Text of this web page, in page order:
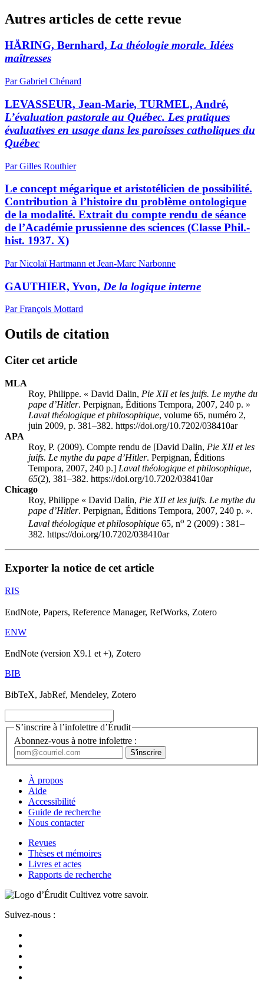
Autres articles de cette revue
HÄRING, Bernhard, La théologie morale. Idées
maîtresses
Par Gabriel Chénard
LEVASSEUR, Jean-Marie, TURMEL, André,
L’évaluation pastorale au Québec. Les pratiques
évaluatives en usage dans les paroisses catholiques du
Québec
Par Gilles Routhier
Le concept mégarique et aristotélicien de possibilité.
Contribution à l’histoire du problème ontologique
de la modalité. Extrait du compte rendu de séance
de l’Académie prussienne des sciences (Classe Phil.-
hist. 1937. X)
Par Nicolaï Hartmann et Jean-Marc Narbonne
GAUTHIER, Yvon, De la logique interne
Par François Mottard
Outils de citation
Citer cet article
MLA
Roy, Philippe. « David Dalin, Pie XII et les juifs. Le mythe du
pape d’Hitler. Perpignan, Éditions Tempora, 2007, 240 p. »
Laval théologique et philosophique, volume 65, numéro 2,
juin 2009, p. 381–382. https://doi.org/10.7202/038410ar
APA
Roy, P. (2009). Compte rendu de [David Dalin, Pie XII et les
juifs. Le mythe du pape d’Hitler. Perpignan, Éditions
Tempora, 2007, 240 p.] Laval théologique et philosophique,
65(2), 381–382. https://doi.org/10.7202/038410ar
Chicago
Roy, Philippe « David Dalin, Pie XII et les juifs. Le mythe du
pape d’Hitler. Perpignan, Éditions Tempora, 2007, 240 p. ».
Laval théologique et philosophique 65, no 2 (2009) : 381–
382. https://doi.org/10.7202/038410ar
Exporter la notice de cet article
RIS
EndNote, Papers, Reference Manager, RefWorks, Zotero
ENW
EndNote (version X9.1 et +), Zotero
BIB
BibTeX, JabRef, Mendeley, Zotero
S’inscrire à l’infolettre d’Érudit
Abonnez-vous à notre infolettre :
À propos
Aide
Accessibilité
Guide de recherche
Nous contacter
Revues
Thèses et mémoires
Livres et actes
Rapports de recherche
Cultivez votre savoir.
Suivez-nous :